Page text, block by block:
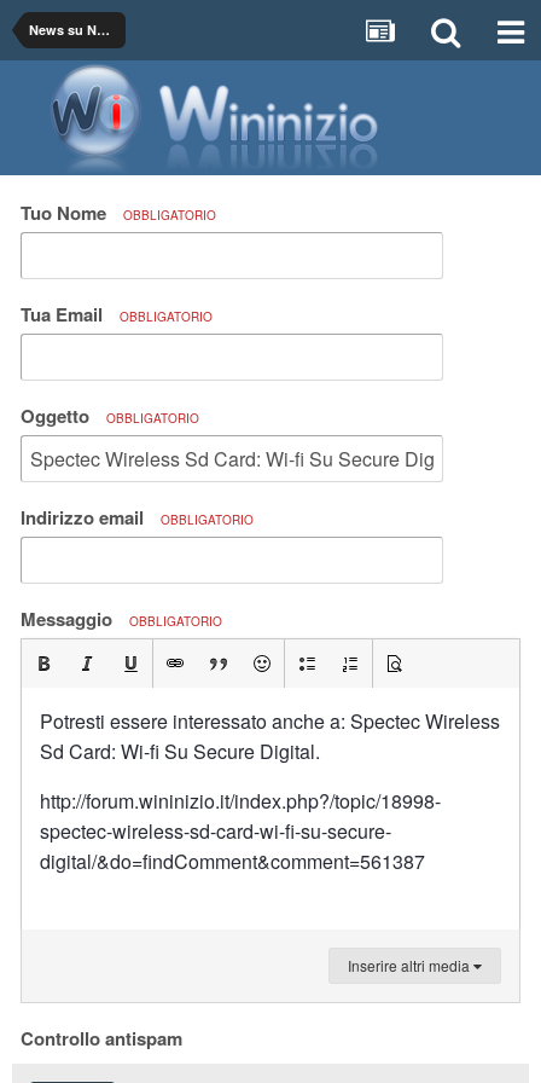
News su Networking, Internet e Providers
Tuo Nome OBBLIGATORIO
Tua Email OBBLIGATORIO
Oggetto OBBLIGATORIO
Indirizzo email OBBLIGATORIO
Messaggio OBBLIGATORIO
Potresti essere interessato anche a: Spectec Wireless
Sd Card: Wi-fi Su Secure Digital.
http://forum.wininizio.it/index.php?/topic/18998-
spectec-wireless-sd-card-wi-fi-su-secure-
digital/&do=findComment&comment=561387
Inserire altri media
Controllo antispam